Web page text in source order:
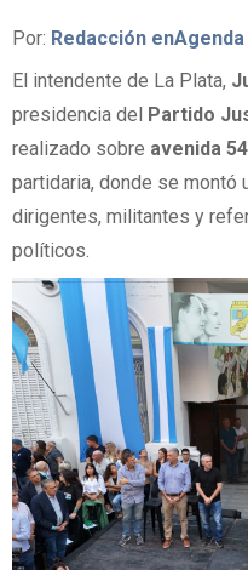
Por: Redacción enAgenda
El intendente de La Plata,
presidencia del
Partido
realizado sobre avenida
partidaria, donde se montó
dirigentes, militantes y
políticos.